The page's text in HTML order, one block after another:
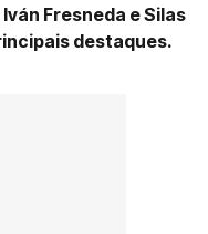
Fresneda e Silas
destaques.